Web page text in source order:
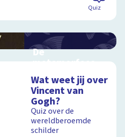
Quiz
De
metamorfose
van Escher
Interactieve
schoolplaat over het
werk van Escher
Wat weet jij over
Vincent van
Gogh?
Quiz over de
wereldberoemde
schilder